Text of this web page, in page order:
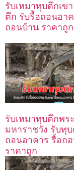
รับเหมาทุบตึกเข
ตึก รับรื้อถอนอา
ถอนบ้าน ราคาถูก
รับเหมาทุบตึกพร
มหาราชวัง รับทุ
ถอนอาคาร รื้อถ
ราคาถูก